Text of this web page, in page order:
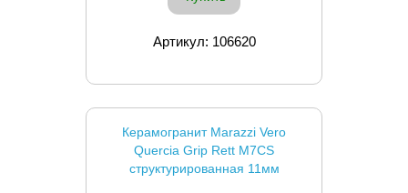
Артикул: 106620
Керамогранит Marazzi Vero
Quercia Grip Rett M7CS
структурированная 11мм